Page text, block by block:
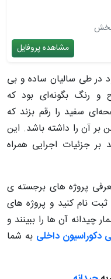
مشاهده پروفایل
در طی سالیان ساده و بی
و رنگ بگونه‌ای بود که
سفید را رقم بزند که
بر آن را داشته باشد. این
جزئیات اجرایی همراه
پروژه های برجسته ی
نام کنید و پروژه های
چیدانه آن ها را ببینند و
دکوراسیون داخلی به شما